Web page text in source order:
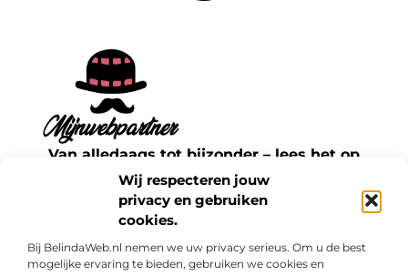
Wij respecteren jouw
privacy en gebruiken
cookies.
Bij BelindaWeb.nl nemen we uw privacy serieus. Om u de best
mogelijke ervaring te bieden, gebruiken we cookies en
Van alledaags tot bijzonder – lees het op
mijnwebpartner.nl.
Ontdek inspirerende blogs en artikelen over
alles wat het dagelijks leven te bieden heeft.
Bericht categorie